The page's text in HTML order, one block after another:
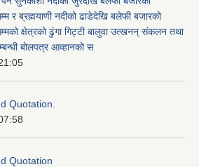
र ब्रह्मयाणी नदीको ढाडेदेखि बलेफी बजारको
क्षेत्रको ढुंगा गिट्टी बालुवा उत्खनन् संकलन तथा
बोलपत्र आव्हानको स
Quotation.
Quotation